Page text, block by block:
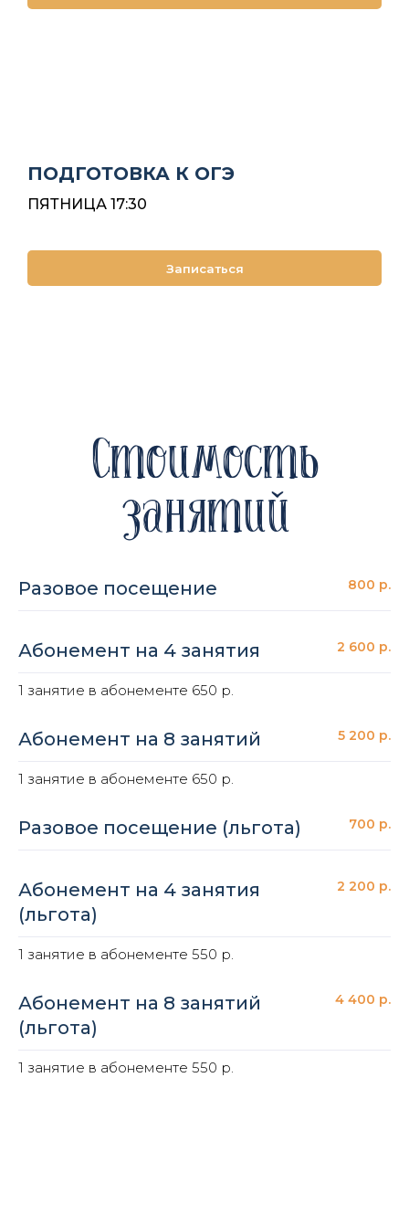
ПОДГОТОВКА К ОГЭ
ПЯТНИЦА 17:30
Записаться
Стоимость
занятий
Разовое посещение 800 р.
Абонемент на 4 занятия 2 600 р.
1 занятие в абонементе 650 р.
Абонемент на 8 занятий 5 200 р.
1 занятие в абонементе 650 р.
Разовое посещение (льгота) 700 р.
Абонемент на 4 занятия
(льгота)
2 200 р.
1 занятие в абонементе 550 р.
Абонемент на 8 занятий
(льгота)
4 400 р.
1 занятие в абонементе 550 р.